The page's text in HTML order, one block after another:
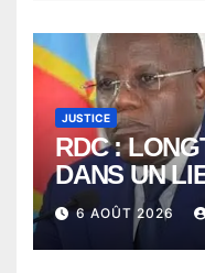
JUSTICE
RDC :
DANS UN
MINAKU ET
SHADARY
6 AOÛT 2026